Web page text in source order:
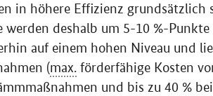
in höhere Effizienz grundsätzlich
werden deshalb um 5-10 %-
auf einem hohen Niveau und
(max. förderfähige Kosten
und bis zu 40 %